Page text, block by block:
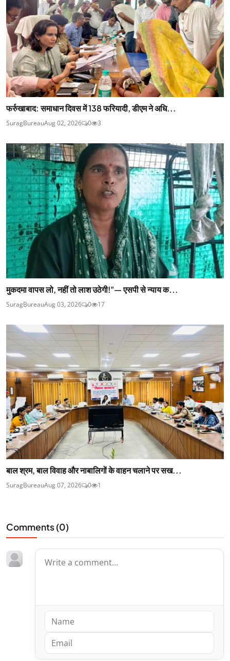
फर्रुखाबाद: समाधान दिवस में 138 फरियादी, डीएम ने अधि...
SuragBureauAug 02, 2026 0 3
मुकदमा वापस लो, नहीं तो लाश उठेगी!"— एसपी से न्याय क...
SuragBureauAug 03, 2026 0 17
बाल श्रम, बाल विवाह और नाबालिगों के वाहन चलाने पर सख...
SuragBureauAug 07, 2026 0 1
Comments (0)